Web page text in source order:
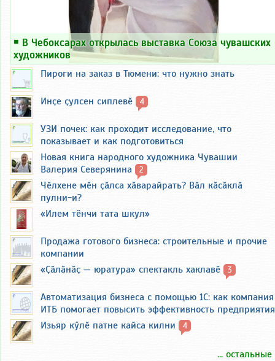
￭ В Чебоксарах открылась выставка Союза чувашских
художников
Пироги на заказ в Тюмени: что нужно знать
Инҫе ҫулсен сиплевӗ 4
УЗИ почек: как проходит исследование, что
показывает и как подготовиться
Новая книга народного художника Чувашии
Валерия Северянина
2
Чӗлхене мӗн ҫӑлса хӑварайрать? Вӑл кӑсӑклӑ
пулни-и?
«Илем тӗнчи тата шкул»
Продажа готового бизнеса: строительные и прочие
компании
«Ҫӑлӑнӑҫ — юратура» спектакль хаклавӗ
3
Автоматизация бизнеса с помощью 1С: как компания
ИТБ помогает повысить эффективность предприятия
Изьяр кӳлӗ патне кайса килни
4
... остальные